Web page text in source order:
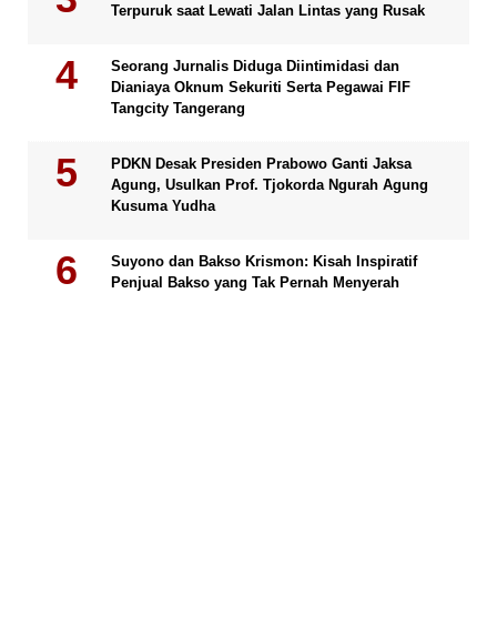
Terpuruk saat Lewati Jalan Lintas yang Rusak
Seorang Jurnalis Diduga Diintimidasi dan
Dianiaya Oknum Sekuriti Serta Pegawai FIF
Tangcity Tangerang
PDKN Desak Presiden Prabowo Ganti Jaksa
Agung, Usulkan Prof. Tjokorda Ngurah Agung
Kusuma Yudha
Suyono dan Bakso Krismon: Kisah Inspiratif
Penjual Bakso yang Tak Pernah Menyerah